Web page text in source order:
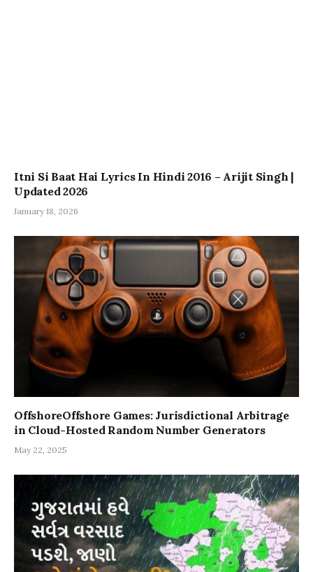
Itni Si Baat Hai Lyrics In Hindi 2016 – Arijit Singh |
Updated 2026
January 18, 2026
OffshoreOffshore Games: Jurisdictional Arbitrage
in Cloud-Hosted Random Number Generators
May 22, 2025